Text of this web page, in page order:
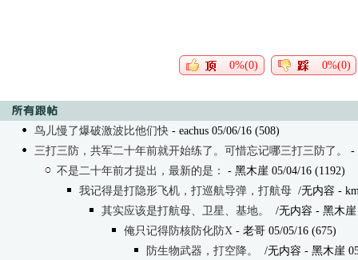
0%(0) 0%(0)
鸟儿慢了爆破激波比他们快 - eachus 05/06/16 (508)
三打三防，共军二十年前就开始练了。可惜忘记哪三打三防了。
-
不是二十年前才提出，最新的是：
- 黑木崖 05/04/16 (1192)
我记得是打隐形飞机，打巡航导弹，打航母 /无内容 -
其实应该是打航母、卫星、基地。
/无内容 - 黑木崖
俺只记得防核防化防X - 老哥 05/05/16 (675)
防生物武器，打空降。
/无内容 - 黑木崖